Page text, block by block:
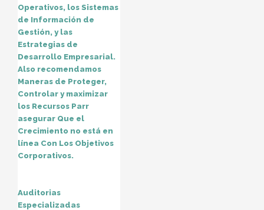
Operativos, los Sistemas
de Información de
Gestión, y las
Estrategias de
Desarrollo Empresarial.
Also recomendamos
Maneras de Proteger,
Controlar y maximizar
los Recursos Parr
asegurar Que el
Crecimiento no está en
línea Con Los Objetivos
Corporativos.
Auditorias
Especializadas